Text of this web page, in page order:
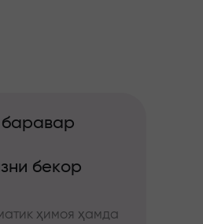
баравар
бекор
ҳимоя ҳамда